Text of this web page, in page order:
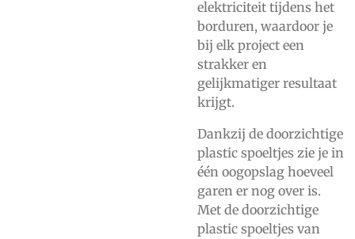
elektriciteit tijdens het
borduren, waardoor je
bij elk project een
strakker en
gelijkmatiger resultaat
krijgt.
Dankzij de doorzichtige
plastic spoeltjes zie je in
één oogopslag hoeveel
garen er nog over is.
Met de doorzichtige
plastic spoeltjes van